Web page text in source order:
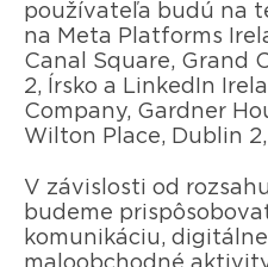
používateľa budú na
na Meta Platforms
Canal Square, Grand
2, Írsko a LinkedIn
Company, Gardner
Wilton Place, Dublin 2,
V závislosti od
budeme
komunikáciu,